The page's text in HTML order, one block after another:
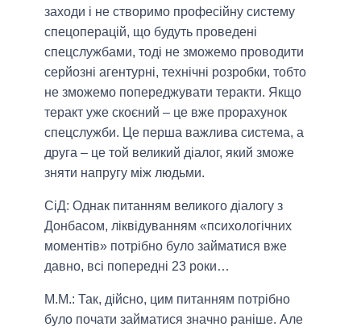
заходи і не створимо професійну систему
спецоперацій, що будуть проведені
спецслужбами, тоді не зможемо проводити
серйозні агентурні, технічні розробки, тобто
не зможемо попереджувати теракти. Якщо
теракт уже скоєний – це вже прорахунок
спецслужби. Це перша важлива система, а
друга – це той великий діалог, який зможе
зняти напругу між людьми.
СіД: Однак питанням великого діалогу з
Донбасом, ліквідуванням «психологічних
моментів» потрібно було займатися вже
давно, всі попередні 23 роки…
М.М.: Так, дійсно, цим питанням потрібно
було почати займатися значно раніше. Але